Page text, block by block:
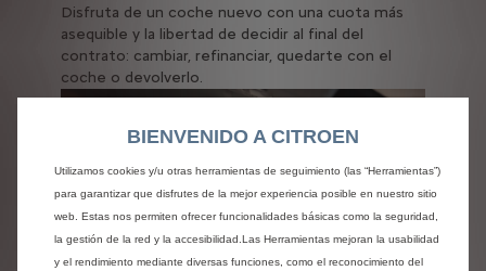
Disfruta de un coche nuevo con una cuota más
asequible y la libertad de decidir al final del
contrato: cambiar, refinanciar, quedarte con el
coche o devolverlo.
BIENVENIDO A CITROEN
Utilizamos cookies y/u otras herramientas de seguimiento (las “Herramientas”)
para garantizar que disfrutes de la mejor experiencia posible en nuestro sitio
web. Estas nos permiten ofrecer funcionalidades básicas como la seguridad,
la gestión de la red y la accesibilidad.Las Herramientas mejoran la usabilidad
y el rendimiento mediante diversas funciones, como el reconocimiento del